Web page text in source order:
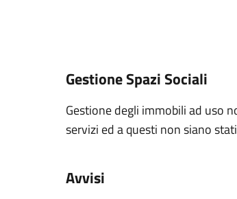
Gestione Spazi Sociali
Gestione degli immobili ad uso
servizi ed a questi non siano
Avvisi